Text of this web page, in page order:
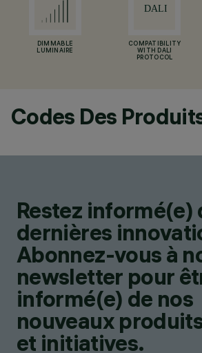
DIMMABLE
LUMINAIRE
COMPATIBILITY
WITH DALI
PROTOCOL
Codes Des
Restez informé(e)
dernières
Abonnez-vous à
newsletter pour
informé(e) de nos
nouveaux
et initiatives.